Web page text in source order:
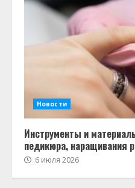
Новости
Инструменты и
педикюра, наращивания
6 июля 2026